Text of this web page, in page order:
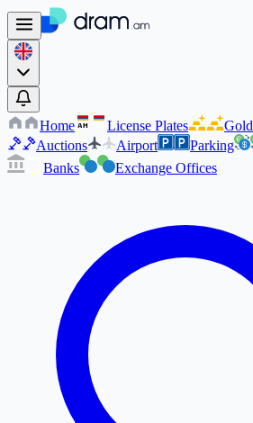
Home AM License Plates Gold
Auctions
Airport Parking
Banks
Exchange Offices